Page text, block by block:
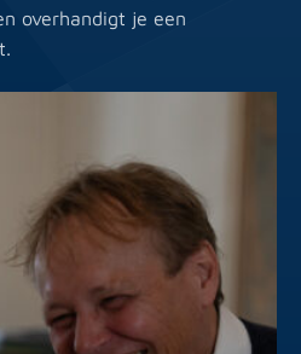
overhandigt je een